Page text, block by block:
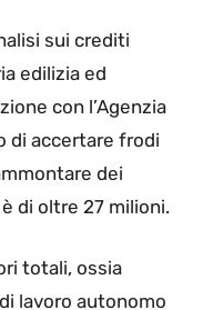
sui crediti
edilizia ed
con l’Agenzia
di accertare frodi
dei
di oltre 27 milioni.
totali, ossia
lavoro autonomo